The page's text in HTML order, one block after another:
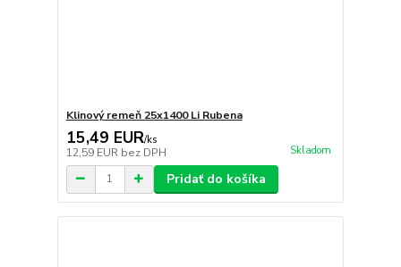
Klinový remeň 25x1400 Li Rubena
15,49 EUR/ks
12,59 EUR bez DPH Skladom
Pridať do košíka